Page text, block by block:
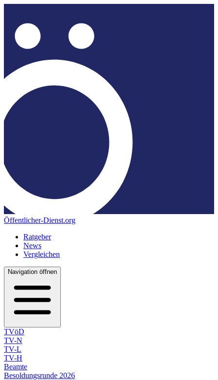
Öffentlicher-Dienst.org
Ratgeber
News
Vergleichen
Navigation öffnen
TVöD
TV-N
TV-L
TV-H
Beamte
Besoldungsrunde 2026